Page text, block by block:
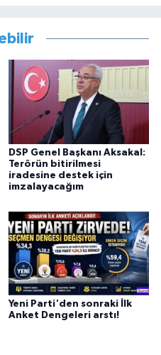
DSP Genel Başkanı Aksakal:
Terörün bitirilmesi
iradesine destek için
imzalayacağım
Yeni Parti'den sonraki İlk
Anket Dengeleri arstı!